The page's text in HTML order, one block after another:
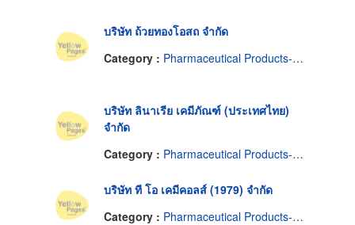
บริษัท ถ้วยทองโอสถ จำกัด
Category : Pharmaceutical Products-Wholesale & Manufacturers
บริษัท ลินาเรีย เคมีภัณฑ์ (ประเทศไทย)
จำกัด
Category : Pharmaceutical Products-Wholesale & Manufacturers
บริษัท ที โอ เคมีคอลส์ (1979) จำกัด
Category : Pharmaceutical Products-Wholesale & Manufacturers